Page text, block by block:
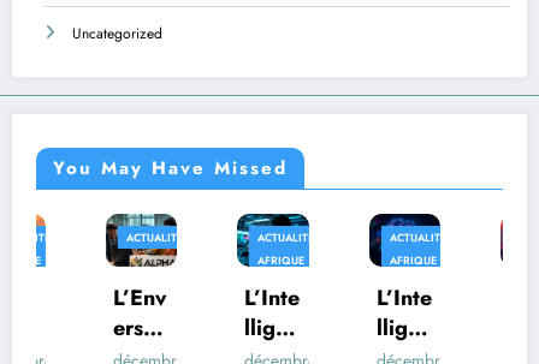
Uncategorized
You May Have Missed
ACTUALITÉS
ACTUALITÉS
ACTUALITÉS